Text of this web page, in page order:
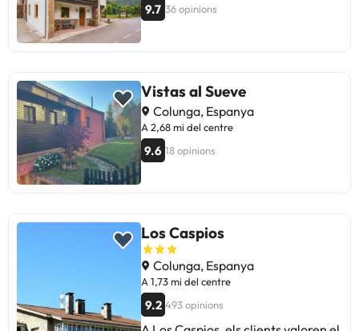
9.7 36 opinions
Vistas al Sueve
Colunga, Espanya
A 2,68 mi del centre
9.6 18 opinions
Los Caspios
Colunga, Espanya
A 1,73 mi del centre
9.2 493 opinions